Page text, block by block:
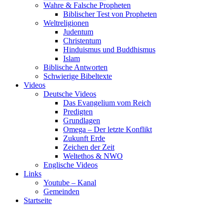
Wahre & Falsche Propheten
Biblischer Test von Propheten
Weltreligionen
Judentum
Christentum
Hinduismus und Buddhismus
Islam
Biblische Antworten
Schwierige Bibeltexte
Videos
Deutsche Videos
Das Evangelium vom Reich
Predigten
Grundlagen
Omega – Der letzte Konflikt
Zukunft Erde
Zeichen der Zeit
Weltethos & NWO
Englische Videos
Links
Youtube – Kanal
Gemeinden
Startseite